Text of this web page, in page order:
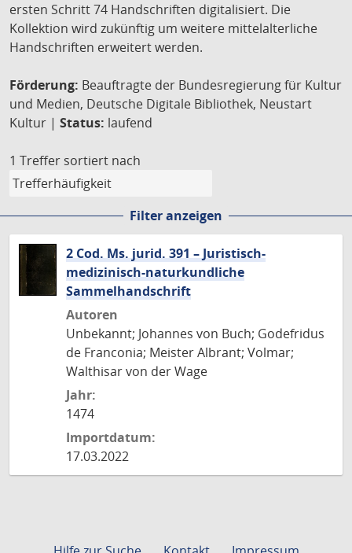
ersten Schritt 74 Handschriften digitalisiert. Die
Kollektion wird zukünftig um weitere mittelalterliche
Handschriften erweitert werden.
Förderung: Beauftragte der Bundesregierung für Kultur
und Medien, Deutsche Digitale Bibliothek, Neustart
Kultur | Status: laufend
1 Treffer sortiert nach
Filter anzeigen
2 Cod. Ms. jurid. 391 – Juristisch-
medizinisch-naturkundliche
Sammelhandschrift
Autoren
Unbekannt; Johannes von Buch; Godefridus
de Franconia; Meister Albrant; Volmar;
Walthisar von der Wage
Jahr:
1474
Importdatum:
17.03.2022